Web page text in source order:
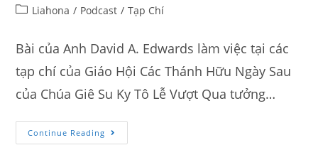
Liahona / Podcast / Tạp Chí
Bài của Anh David A. Edwards làm việc tại các
tạp chí của Giáo Hội Các Thánh Hữu Ngày Sau
của Chúa Giê Su Ky Tô Lễ Vượt Qua tưởng…
Continue Reading